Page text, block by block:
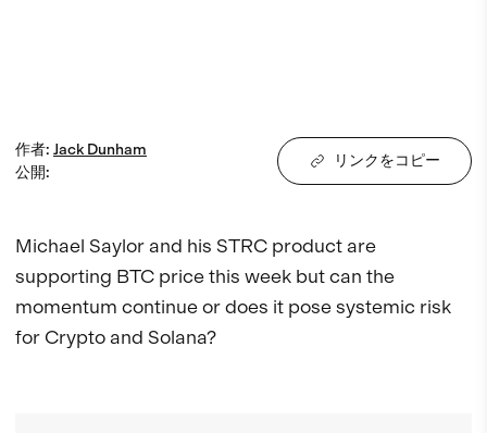
作者: Jack Dunham
公開:
リンクをコピー
Michael Saylor and his STRC product are
supporting BTC price this week but can the
momentum continue or does it pose systemic risk
for Crypto and Solana?